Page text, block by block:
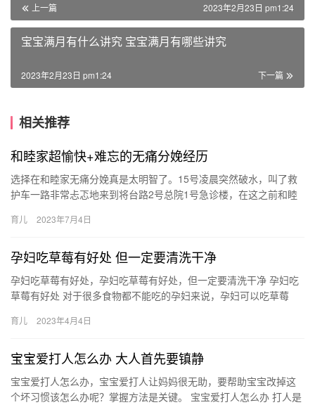
上一篇 2023年2月23日 pm1:24
宝宝满月有什么讲究 宝宝满月有哪些讲究
下一篇
2023年2月23日 pm1:24
相关推荐
和睦家超愉快+难忘的无痛分娩经历
选择在和睦家无痛分娩真是太明智了。15号凌晨突然破水，叫了救
护车一路非常忐忑地来到将台路2号总院1号急诊楼，在这之前和睦
是…
育儿 2023年7月4日
孕妇吃草莓有好处 但一定要清洗干净
孕妇吃草莓有好处，孕妇吃草莓有好处，但一定要清洗干净 孕妇吃
草莓有好处 对于很多食物都不能吃的孕妇来说，孕妇可以吃草莓
养…
育儿 2023年4月4日
宝宝爱打人怎么办 大人首先要镇静
宝宝爱打人怎么办，宝宝爱打人让妈妈很无助，要帮助宝宝改掉这
个坏习惯该怎么办呢？掌握方法是关键。 宝宝爱打人怎么办 打人是